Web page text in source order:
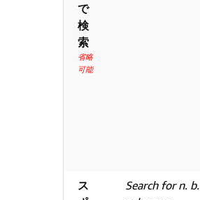
で
検
索
省略
可能
ス
Search for n. b.